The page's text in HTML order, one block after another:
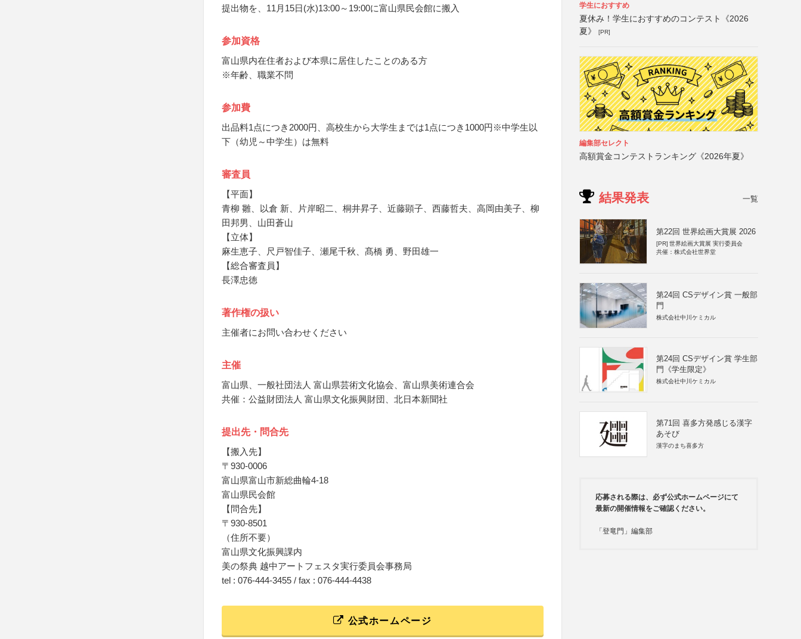
提出物を、11月15日(水)13:00～19:00に富山県民会館に搬入
参加資格
富山県内在住者および本県に居住したことのある方
※年齢、職業不問
参加費
出品料1点につき2000円、高校生から大学生までは1点につき1000円※中学生以
下（幼児～中学生）は無料
審査員
【平面】
青柳 雛、以倉 新、片岸昭二、桐井昇子、近藤顕子、西藤哲夫、高岡由美子、柳
田邦男、山田蒼山
【立体】
麻生恵子、尺戸智佳子、瀬尾千秋、髙橋 勇、野田雄一
【総合審査員】
長澤忠徳
著作権の扱い
主催者にお問い合わせください
主催
富山県、一般社団法人 富山県芸術文化協会、富山県美術連合会
共催：公益財団法人 富山県文化振興財団、北日本新聞社
提出先・問合先
【搬入先】
〒930-0006
富山県富山市新総曲輪4-18
富山県民会館
【問合先】
〒930-8501
（住所不要）
富山県文化振興課内
美の祭典 越中アートフェスタ実行委員会事務局
tel : 076-444-3455 / fax : 076-444-4438
公式ホームページ
学生におすすめ
夏休み！学生におすすめのコンテスト《2026
夏》
[PR]
編集部セレクト
高額賞金コンテストランキング《2026年夏》
結果発表 一覧
第22回 世界絵画大賞展 2026
[PR] 世界絵画大賞展 実行委員会
共催：株式会社世界堂
第24回 CSデザイン賞 一般部
門
株式会社中川ケミカル
第24回 CSデザイン賞 学生部
門《学生限定》
株式会社中川ケミカル
第71回 喜多方発感じる漢字
あそび
漢字のまち喜多方
応募される際は、必ず公式ホームページにて
最新の開催情報をご確認ください。
「登竜門」編集部